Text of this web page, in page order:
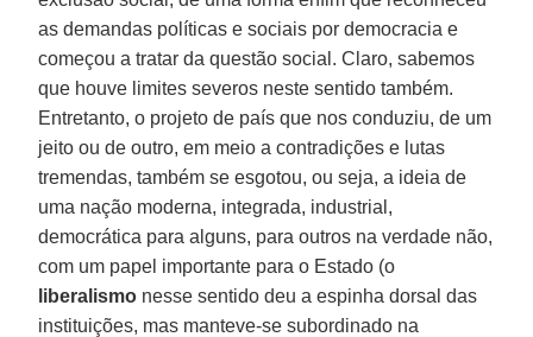
as demandas políticas e sociais por democracia e
começou a tratar da questão social. Claro, sabemos
que houve limites severos neste sentido também.
Entretanto, o projeto de país que nos conduziu, de um
jeito ou de outro, em meio a contradições e lutas
tremendas, também se esgotou, ou seja, a ideia de
uma nação moderna, integrada, industrial,
democrática para alguns, para outros na verdade não,
com um papel importante para o Estado (o
liberalismo nesse sentido deu a espinha dorsal das
instituições, mas manteve-se subordinado na